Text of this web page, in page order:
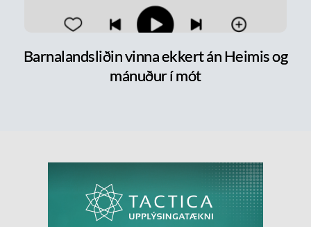
Barnalandsliðin vinna ekkert án Heimis og
mánuður í mót